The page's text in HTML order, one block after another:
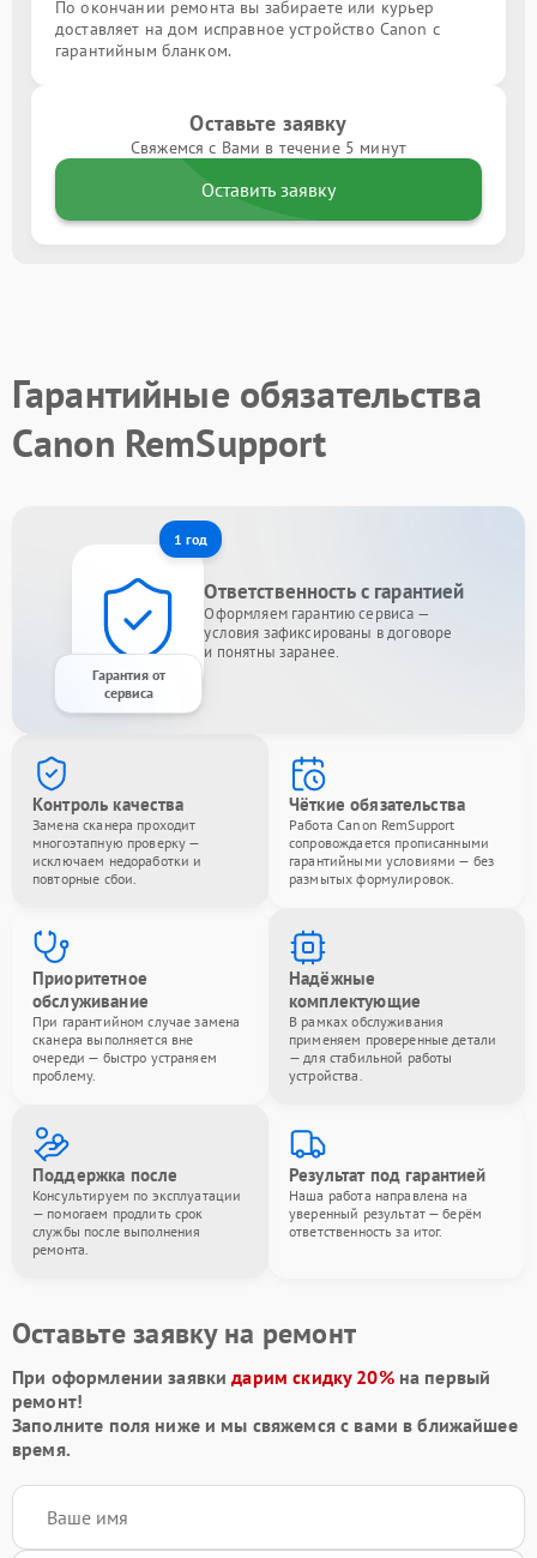
По окончании ремонта вы забираете или курьер
доставляет на дом исправное устройство Canon с
гарантийным бланком.
Оставьте заявку
Свяжемся с Вами в течение 5 минут
Оставить заявку
Гарантийные обязательства
Canon RemSupport
1 год
Гарантия от
сервиса
Ответственность с гарантией
Оформляем гарантию сервиса —
условия зафиксированы в договоре
и понятны заранее.
Контроль качества
Замена сканера проходит
многоэтапную проверку —
исключаем недоработки и
повторные сбои.
Чёткие обязательства
Работа Canon RemSupport
сопровождается прописанными
гарантийными условиями — без
размытых формулировок.
Приоритетное
обслуживание
При гарантийном случае замена
сканера выполняется вне
очереди — быстро устраняем
проблему.
Надёжные
комплектующие
В рамках обслуживания
применяем проверенные детали
— для стабильной работы
устройства.
Поддержка после
Консультируем по эксплуатации
— помогаем продлить срок
службы после выполнения
ремонта.
Результат под гарантией
Наша работа направлена на
уверенный результат — берём
ответственность за итог.
Оставьте заявку на ремонт
При оформлении заявкидарим скидку 20%на первый
ремонт!
Заполните поля ниже и мы свяжемся с вами в ближайшее
время.